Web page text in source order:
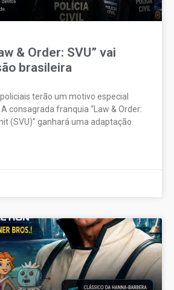
& Order: SVU” vai
brasileira
terão um motivo especial
consagrada franquia “Law & Order:
(SVU)” ganhará uma adaptação